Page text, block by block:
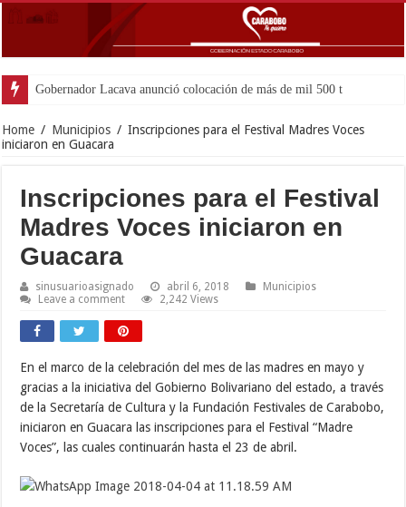
Home / Municipios / Inscripciones para el Festival Madres Voces
iniciaron en Guacara
Inscripciones para el Festival
Madres Voces iniciaron en
Guacara
sinusuarioasignado abril 6, 2018
Municipios
Leave a comment
2,242 Views
En el marco de la celebración del mes de las madres en mayo y
gracias a la iniciativa del Gobierno Bolivariano del estado, a través
de la Secretaría de Cultura y la Fundación Festivales de Carabobo,
iniciaron en Guacara las inscripciones para el Festival “Madre
Voces”, las cuales continuarán hasta el 23 de abril.